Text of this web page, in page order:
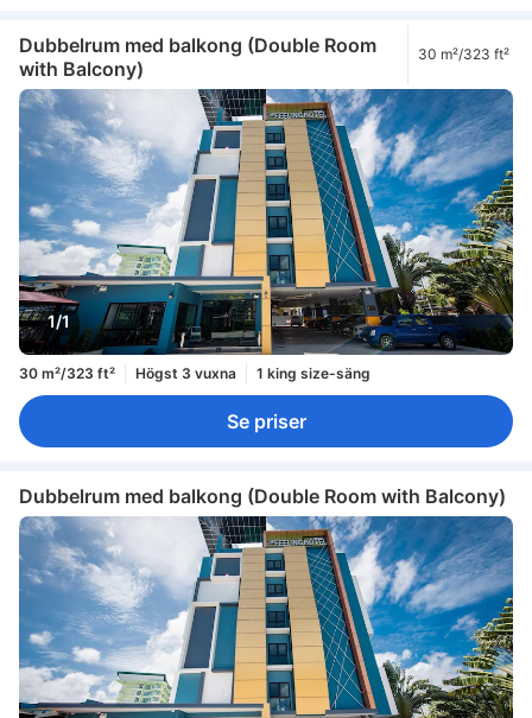
Dubbelrum med balkong (Double Room
with Balcony)
30 m²/323 ft²
1/1
30 m²/323 ft² Högst 3 vuxna 1 king size-säng
Se priser
Dubbelrum med balkong (Double Room with Balcony)